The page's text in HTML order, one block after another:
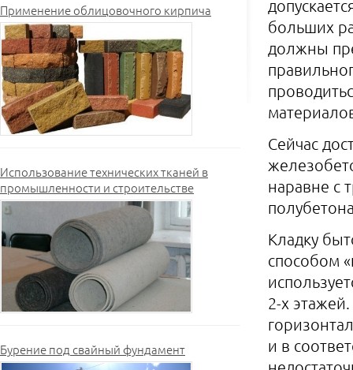
Применение облицовочного кирпича
Использование технических тканей в
промышленности и строительстве
Бурение под свайный фундамент
больших
должны
Сейчас
наравне с
Кладку
способом
2-х
и в